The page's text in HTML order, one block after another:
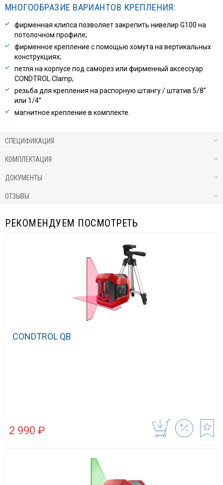
МНОГООБРАЗИЕ ВАРИАНТОВ КРЕПЛЕНИЯ:
фирменная клипса позволяет закрепить нивелир G100 на
потолочном профиле;
фирменное крепление с помощью хомута на вертикальных
конструкциях;
петля на корпусе под саморез или фирменный аксессуар
CONDTROL Clamp;
резьба для крепления на распорную штангу / штатив 5/8”
или 1/4”
магнитное крепление в комплекте.
СПЕЦИФИКАЦИЯ
КОМПЛЕКТАЦИЯ
ДОКУМЕНТЫ
ОТЗЫВЫ
РЕКОМЕНДУЕМ ПОСМОТРЕТЬ
CONDTROL QB
2 990 ₽